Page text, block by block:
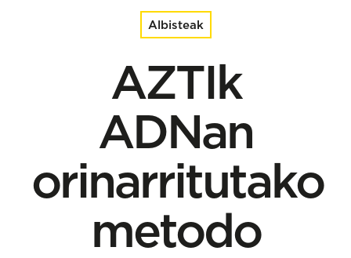
Albisteak
AZTIk
ADNan
orinarritutako
metodo